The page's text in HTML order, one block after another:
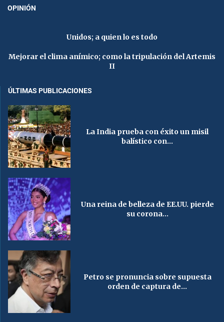
OPINIÓN
Unidos; a quien lo es todo
Mejorar el clima anímico; como la tripulación del Artemis
II
ÚLTIMAS PUBLICACIONES
La India prueba con éxito un misil
balístico con...
Una reina de belleza de EE.UU. pierde
su corona...
Petro se pronuncia sobre supuesta
orden de captura de...